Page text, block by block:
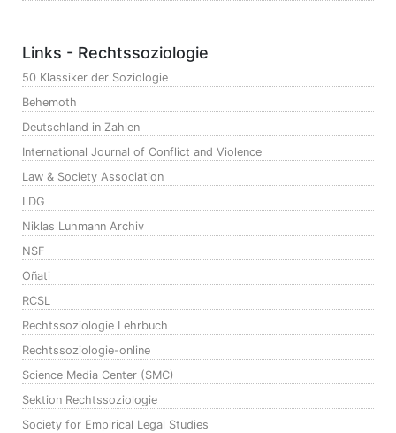
Links - Rechtssoziologie
50 Klassiker der Soziologie
Behemoth
Deutschland in Zahlen
International Journal of Conflict and Violence
Law & Society Association
LDG
Niklas Luhmann Archiv
NSF
Oñati
RCSL
Rechtssoziologie Lehrbuch
Rechtssoziologie-online
Science Media Center (SMC)
Sektion Rechtssoziologie
Society for Empirical Legal Studies